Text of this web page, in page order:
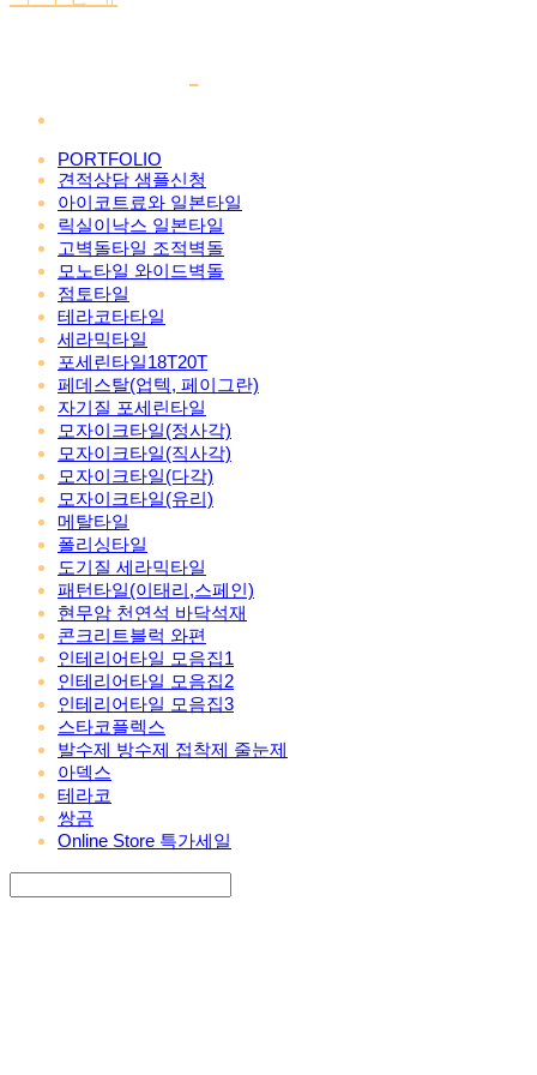
PORTFOLIO
견적상담 샘플신청
아이코트료와 일본타일
릭실이낙스 일본타일
고벽돌타일 조적벽돌
모노타일 와이드벽돌
점토타일
테라코타타일
세라믹타일
포세린타일18T20T
페데스탈(업텍, 페이그란)
자기질 포세린타일
모자이크타일(정사각)
모자이크타일(직사각)
모자이크타일(다각)
모자이크타일(유리)
메탈타일
폴리싱타일
도기질 세라믹타일
패턴타일(이태리,스페인)
현무암 천연석 바닥석재
콘크리트블럭 와편
인테리어타일 모음집1
인테리어타일 모음집2
인테리어타일 모음집3
스타코플렉스
발수제 방수제 접착제 줄눈제
아덱스
테라코
쌍곰
Online Store 특가세일